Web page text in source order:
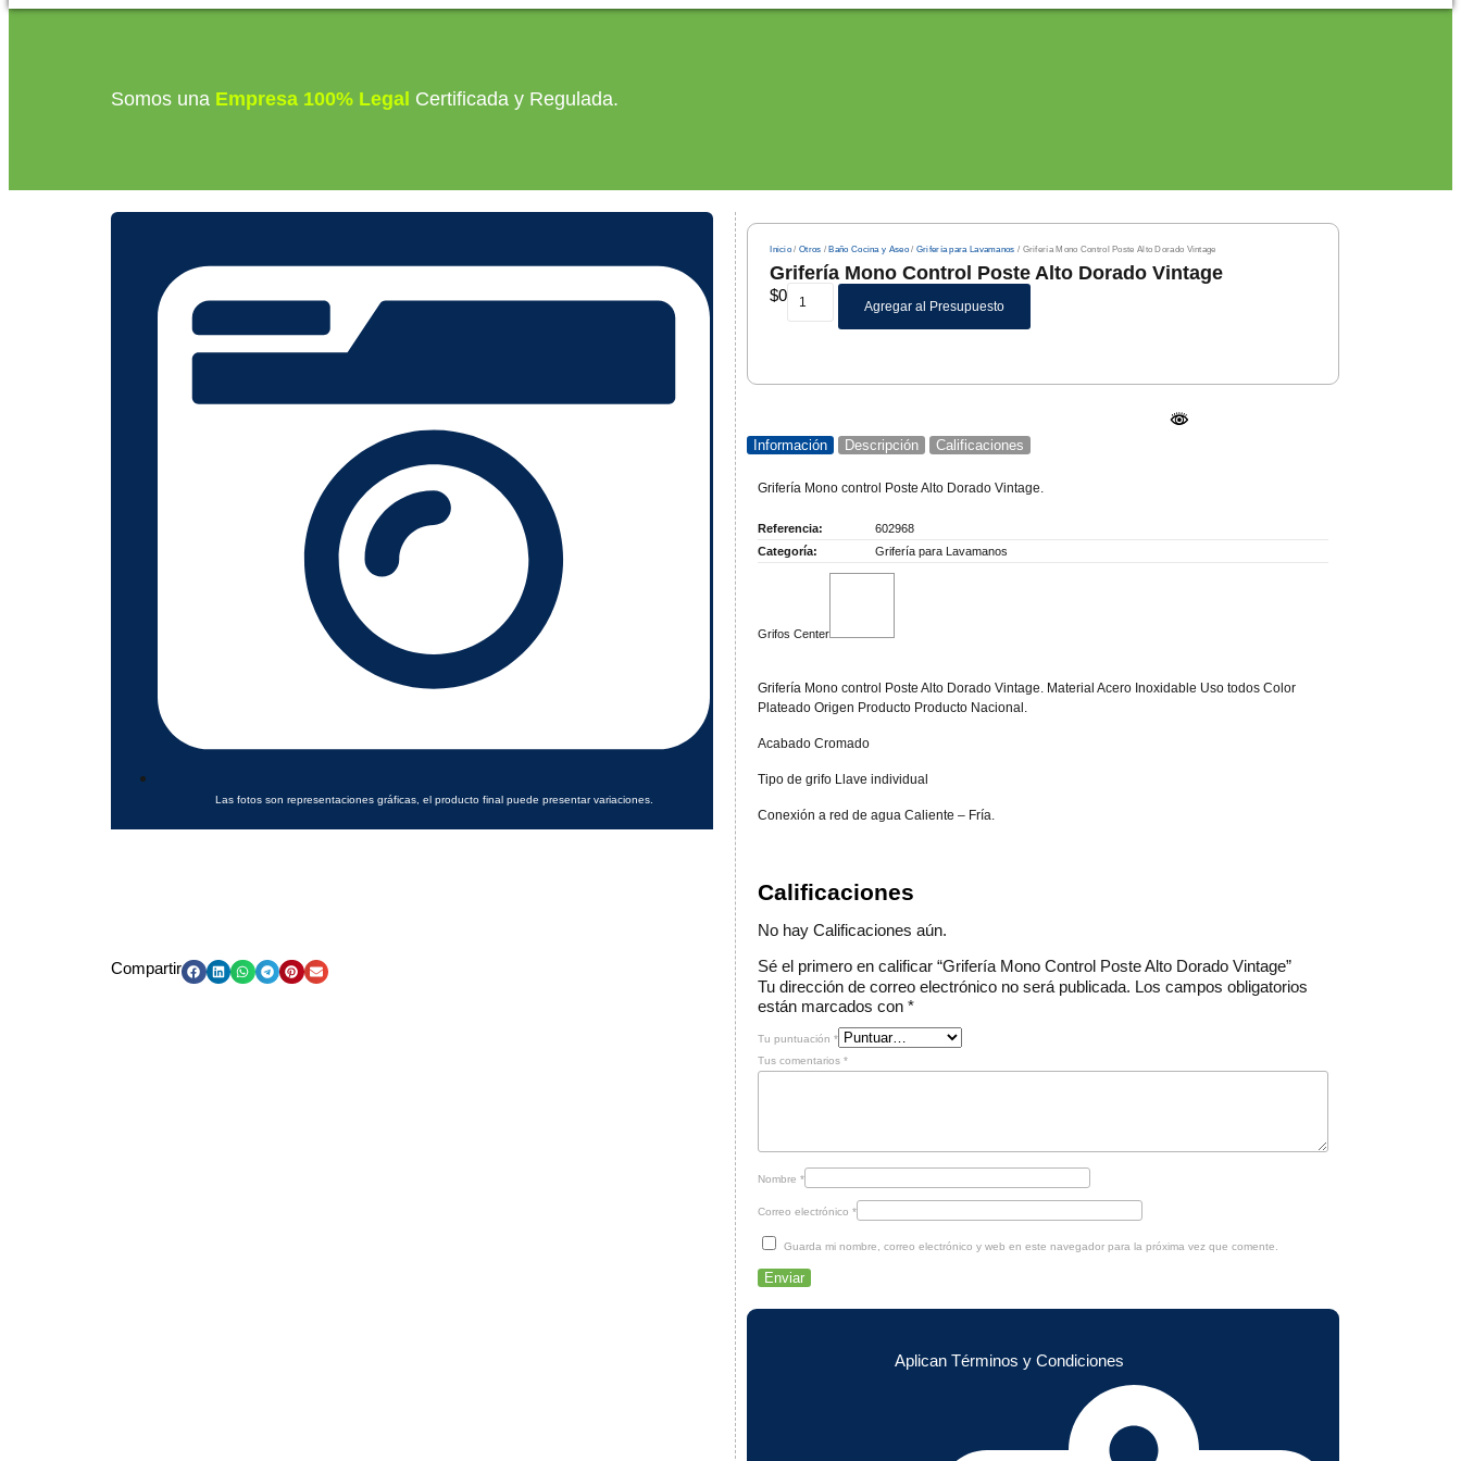
Somos una Empresa 100% Legal Certificada y Regulada.
Las fotos son representaciones gráficas, el producto final puede presentar variaciones.
Compartir
Inicio /Otros /Baño Cocina y Aseo/ Grifería para Lavamanos / Grifería Mono Control Poste Alto Dorado Vintage
Grifería Mono Control Poste Alto Dorado Vintage
$0
Agregar al Presupuesto
Información Descripción Calificaciones
Grifería Mono control Poste Alto Dorado Vintage.
Referencia:
602968
Categoría:
Grifería para Lavamanos
Grifos Center
Grifería Mono control Poste Alto Dorado Vintage. Material Acero Inoxidable Uso todos Color
Plateado Origen Producto Producto Nacional.
Acabado Cromado
Tipo de grifo Llave individual
Conexión a red de agua Caliente – Fría.
Calificaciones
No hay Calificaciones aún.
Sé el primero en calificar “Grifería Mono Control Poste Alto Dorado Vintage”
Tu dirección de correo electrónico no será publicada. Los campos obligatorios
están marcados con*
Tu puntuación*
Tus comentarios*
Nombre*
Correo electrónico*
Guarda mi nombre, correo electrónico y web en este navegador para la próxima vez que comente.
Aplican Términos y Condiciones